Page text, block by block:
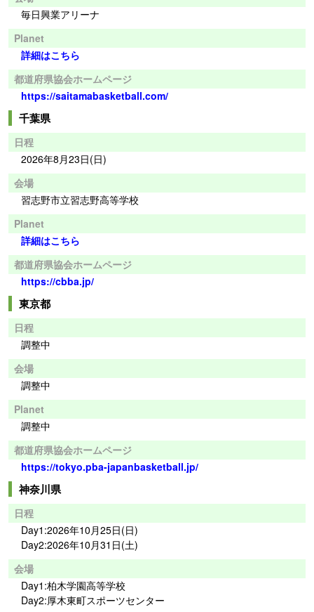
毎日興業アリーナ
Planet
詳細はこちら
都道府県協会ホームページ
https://saitamabasketball.com/
千葉県
日程
2026年8月23日(日)
会場
習志野市立習志野高等学校
Planet
詳細はこちら
都道府県協会ホームページ
https://cbba.jp/
東京都
日程
調整中
会場
調整中
Planet
調整中
都道府県協会ホームページ
https://tokyo.pba-japanbasketball.jp/
神奈川県
日程
Day1:2026年10月25日(日)
Day2:2026年10月31日(土)
会場
Day1:柏木学園高等学校
Day2:厚木東町スポーツセンター